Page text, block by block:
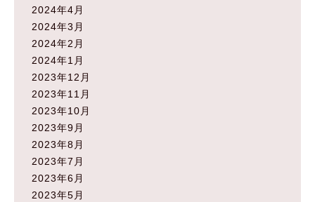
2024年4月
2024年3月
2024年2月
2024年1月
2023年12月
2023年11月
2023年10月
2023年9月
2023年8月
2023年7月
2023年6月
2023年5月